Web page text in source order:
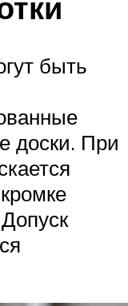
быть
доски. При